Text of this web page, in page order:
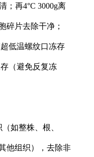
；再4°C 3000g离
碎片去除干净；
低温螺纹口冻存
（避免反复冻
如整株、根、
他组织），去除非